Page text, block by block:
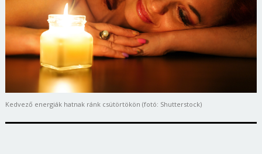
Kedvező energiák hatnak ránk csütörtökön (fotó: Shutterstock)